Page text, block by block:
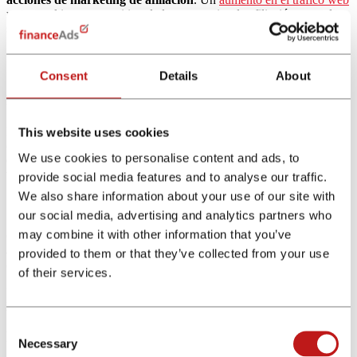
Consent Details About
This website uses cookies
We use cookies to personalise content and ads, to
provide social media features and to analyse our traffic.
We also share information about your use of our site with
our social media, advertising and analytics partners who
may combine it with other information that you’ve
provided to them or that they’ve collected from your use
of their services.
Selection
Necessary
muestra el impacto positivo de las estrategias de afiliación y puede
ser un indicador temprano de posibles conversiones.
Porcentaje de rebote
Es el porcentaje devisitantes que abandonan el sitio web después
que la página de destino no cumple con las expectativas de los
visitantes y requiere ajustes para mejorar la retención.
Calidad de los leads generados
Consiste enevaluar la calidad de los leads generados a través de
acciones de afiliados , considerando su idoneidad y probabilidad de
conversión. No todos los leads son iguales.
leads más propensos a convertirse en clientes.
Frecuencia de compra